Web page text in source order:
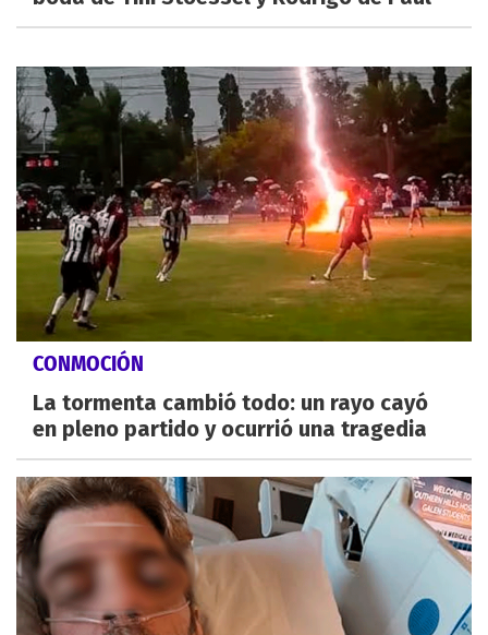
CONMOCIÓN
La tormenta cambió todo: un rayo cayó
en pleno partido y ocurrió una tragedia